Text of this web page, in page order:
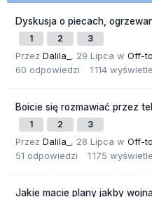
Dyskusja o piecach,
1 2 3
Przez Dalila_ , 29 Lipca w Off-
60 odpowiedzi 1 114
Boicie się rozmawiać przez
1 2 3
Przez Dalila_ , 28 Lipca w Off-
51 odpowiedzi 1 175
Jakie macie plany jakby